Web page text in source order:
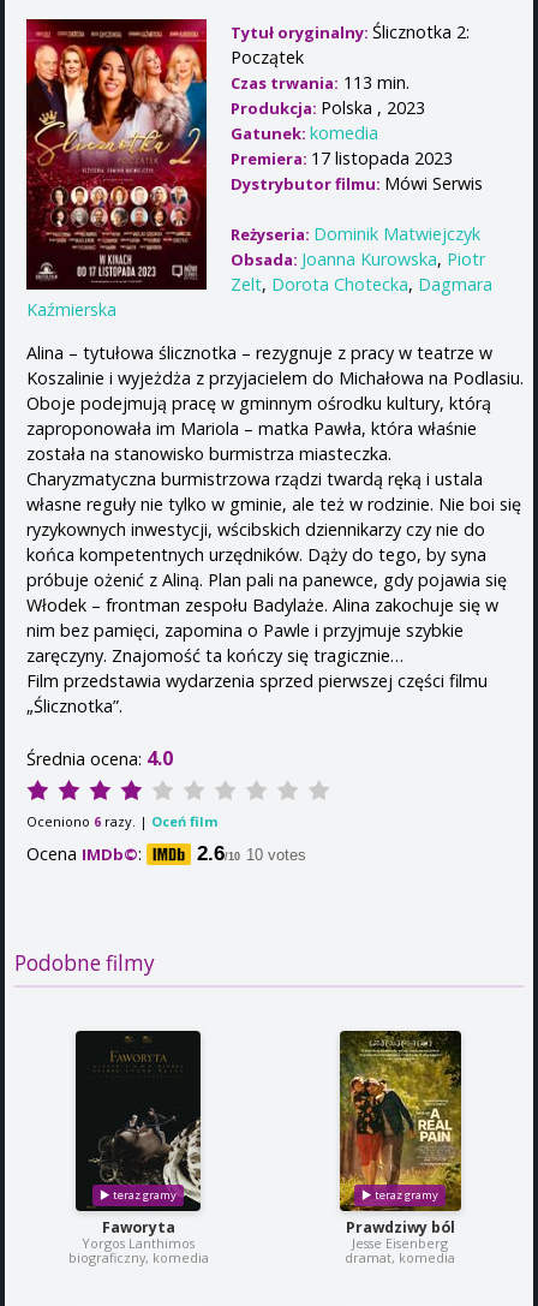
Tytuł oryginalny: Ślicznotka 2:
Początek
Czas trwania: 113 min.
Produkcja: Polska , 2023
Gatunek: komedia
Premiera: 17 listopada 2023
Dystrybutor filmu: Mówi Serwis
Reżyseria: Dominik Matwiejczyk
Obsada: Joanna Kurowska, Piotr
Zelt, Dorota Chotecka, Dagmara
Kaźmierska
Alina – tytułowa ślicznotka – rezygnuje z pracy w teatrze w
Koszalinie i wyjeżdża z przyjacielem do Michałowa na Podlasiu.
Oboje podejmują pracę w gminnym ośrodku kultury, którą
zaproponowała im Mariola – matka Pawła, która właśnie
została na stanowisko burmistrza miasteczka.
Charyzmatyczna burmistrzowa rządzi twardą ręką i ustala
własne reguły nie tylko w gminie, ale też w rodzinie. Nie boi się
ryzykownych inwestycji, wścibskich dziennikarzy czy nie do
końca kompetentnych urzędników. Dąży do tego, by syna
próbuje ożenić z Aliną. Plan pali na panewce, gdy pojawia się
Włodek – frontman zespołu Badylaże. Alina zakochuje się w
nim bez pamięci, zapomina o Pawle i przyjmuje szybkie
zaręczyny. Znajomość ta kończy się tragicznie…
Film przedstawia wydarzenia sprzed pierwszej części filmu
„Ślicznotka”.
Średnia ocena: 4.0
Oceniono 6 razy. | Oceń film
Ocena IMDb©: 2.6/10 10 votes
Podobne filmy
Faworyta
Yorgos Lanthimos
biograficzny, komedia
Prawdziwy ból
Jesse Eisenberg
dramat, komedia